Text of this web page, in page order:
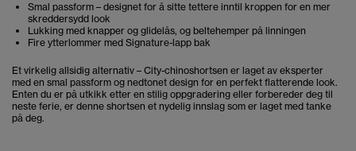
Smal passform – designet for å sitte tettere inntil kroppen for en mer
skreddersydd look
Lukking med knapper og glidelås, og beltehemper på linningen
Fire ytterlommer med Signature-lapp bak
Et virkelig allsidig alternativ – City-chinoshortsen er laget av eksperter
med en smal passform og nedtonet design for en perfekt flatterende look.
Enten du er på utkikk etter en stilig oppgradering eller forbereder deg til
neste ferie, er denne shortsen et nydelig innslag som er laget med tanke
på deg.